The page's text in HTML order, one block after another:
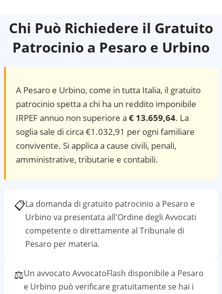
Chi Può Richiedere il Gratuito
Patrocinio a Pesaro e Urbino
A Pesaro e Urbino, come in tutta Italia, il gratuito
patrocinio spetta a chi ha un reddito imponibile
IRPEF annuo non superiore a € 13.659,64. La
soglia sale di circa €1.032,91 per ogni familiare
convivente. Si applica a cause civili, penali,
amministrative, tributarie e contabili.
📋La domanda di gratuito patrocinio a Pesaro e
Urbino va presentata all'Ordine degli Avvocati
competente o direttamente al Tribunale di
Pesaro per materia.
⚖️Un avvocato AvvocatoFlash disponibile a Pesaro
e Urbino può verificare gratuitamente se hai i